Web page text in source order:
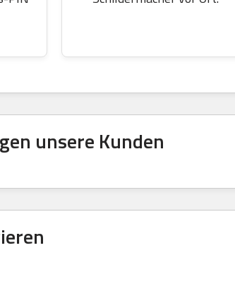
unsere Kunden